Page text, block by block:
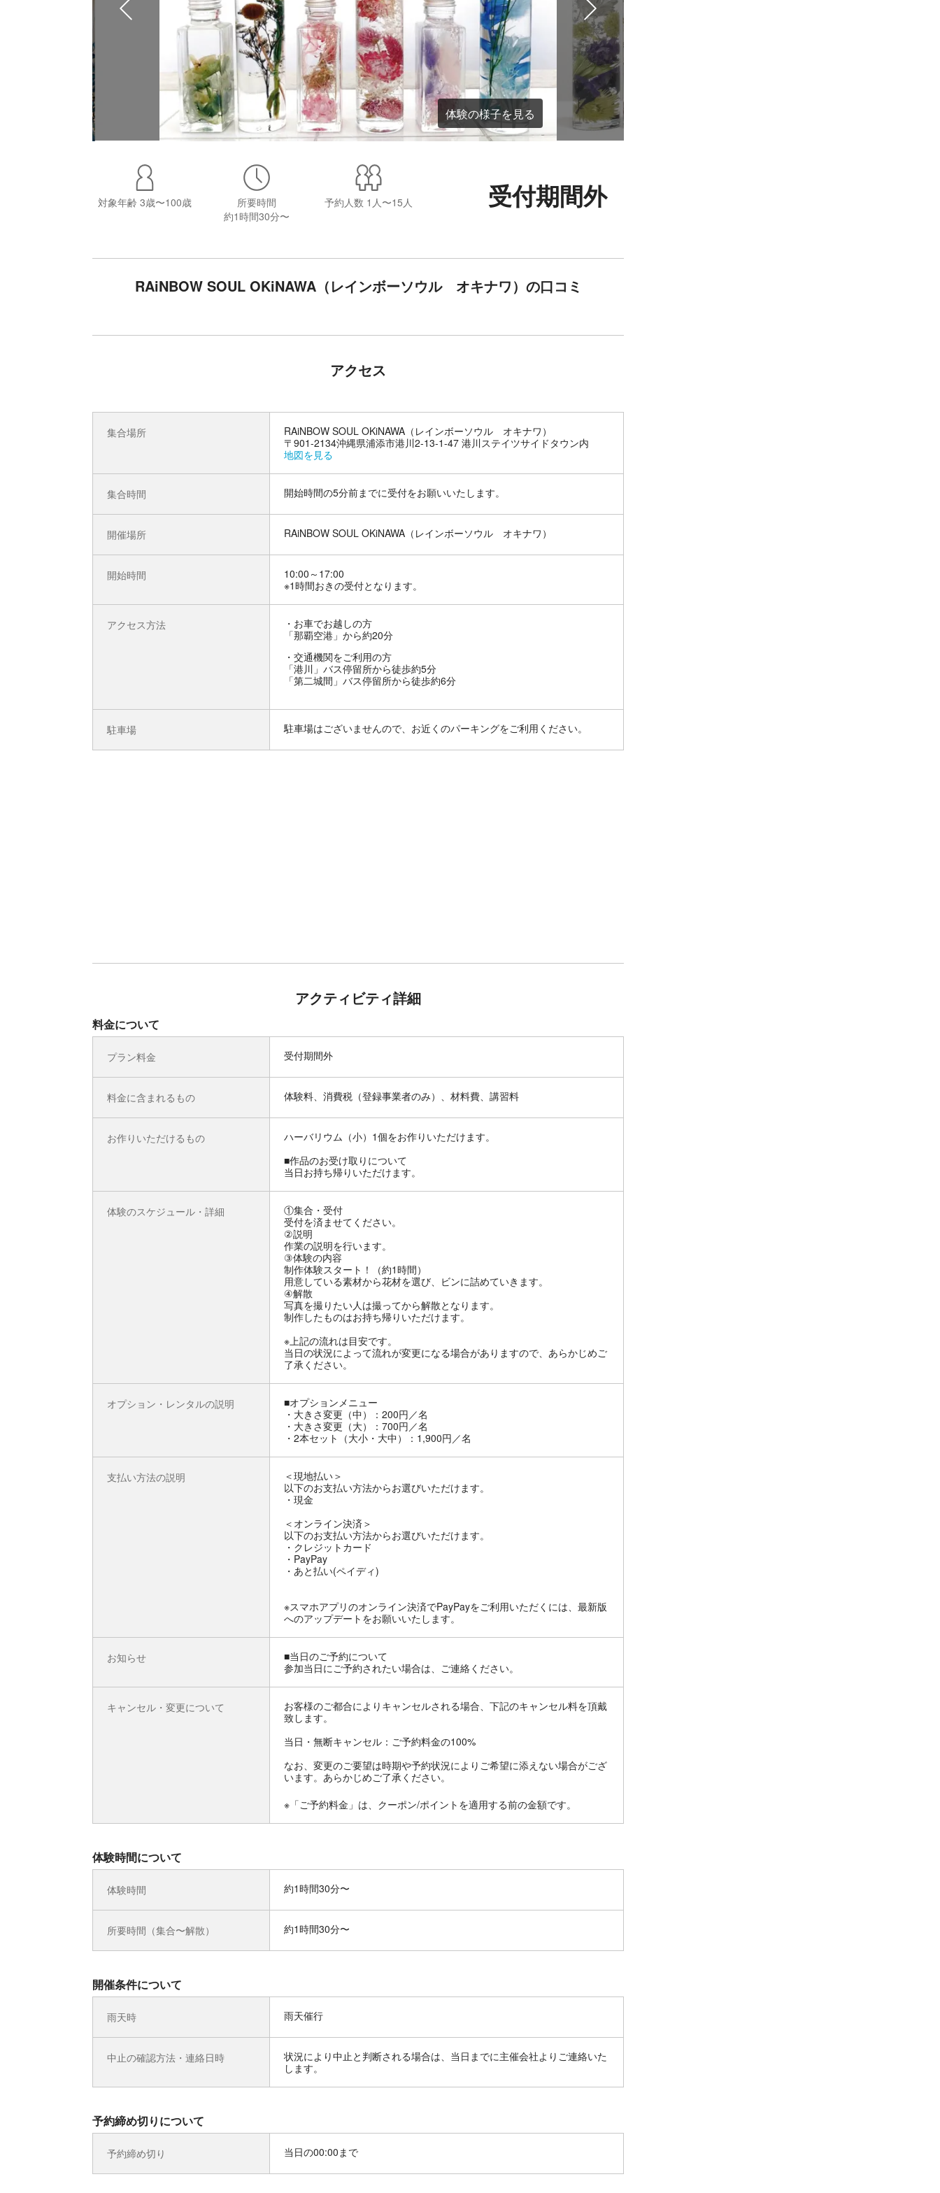
体験の様子を見る
対象年齢 3歳〜100歳
所要時間
約1時間30分〜
予約人数 1人〜15人 受付期間外
RAiNBOW SOUL OKiNAWA（レインボーソウル オキナワ）の口コミ
アクセス
集合場所
RAiNBOW SOUL OKiNAWA（レインボーソウル オキナワ）
〒901-2134沖縄県浦添市港川2-13-1-47 港川ステイツサイドタウン内
地図を見る
集合時間 開始時間の5分前までに受付をお願いいたします。
開催場所 RAiNBOW SOUL OKiNAWA（レインボーソウル オキナワ）
開始時間
10:00～17:00
※1時間おきの受付となります。
アクセス方法
お車でお越しの方
「那覇空港」から約20分
交通機関をご利用の方
「港川」バス停留所から徒歩約5分
「第二城間」バス停留所から徒歩約6分
駐車場 駐車場はございませんので、お近くのパーキングをご利用ください。
アクティビティ詳細
料金について
プラン料金 受付期間外
料金に含まれるもの 体験料、消費税（登録事業者のみ）、材料費、講習料
お作りいただけるもの
ハーバリウム（小）1個をお作りいただけます。
■作品のお受け取りについて
当日お持ち帰りいただけます。
体験のスケジュール・詳細
①集合・受付
受付を済ませてください。
②説明
作業の説明を行います。
③体験の内容
制作体験スタート！（約1時間）
用意している素材から花材を選び、ビンに詰めていきます。
④解散
写真を撮りたい人は撮ってから解散となります。
制作したものはお持ち帰りいただけます。
※上記の流れは目安です。
当日の状況によって流れが変更になる場合がありますので、あらかじめご
了承ください。
オプション・レンタルの説明
■オプションメニュー
・大きさ変更（中）：200円／名
・大きさ変更（大）：700円／名
・2本セット（大小・大中）：1,900円／名
支払い方法の説明
＜現地払い＞
以下のお支払い方法からお選びいただけます。
・現金
＜オンライン決済＞
以下のお支払い方法からお選びいただけます。
・クレジットカード
・PayPay
・あと払い(ペイディ)
※スマホアプリのオンライン決済でPayPayをご利用いただくには、最新版
へのアップデートをお願いいたします。
お知らせ
■当日のご予約について
参加当日にご予約されたい場合は、ご連絡ください。
キャンセル・変更について
お客様のご都合によりキャンセルされる場合、下記のキャンセル料を頂戴
致します。
当日・無断キャンセル：ご予約料金の100%
なお、変更のご要望は時期や予約状況によりご希望に添えない場合がござ
います。あらかじめご了承ください。
※「ご予約料金」は、クーポン/ポイントを適用する前の金額です。
体験時間について
体験時間 約1時間30分〜
所要時間（集合〜解散） 約1時間30分〜
開催条件について
雨天時 雨天催行
中止の確認方法・連絡日時
状況により中止と判断される場合は、当日までに主催会社よりご連絡いた
します。
予約締め切りについて
予約締め切り 当日の00:00まで